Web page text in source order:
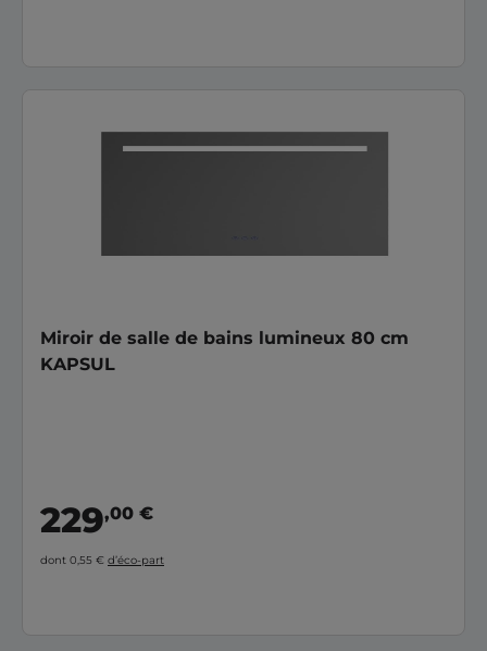
Miroir de salle de bains lumineux 80 cm
KAPSUL
229,00 €
dont 0,55 € d’éco-part